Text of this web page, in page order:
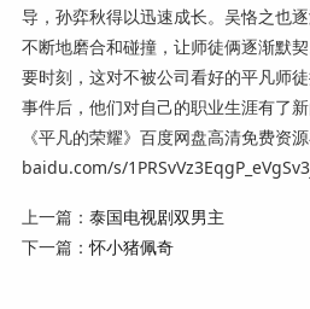
导，孙弈秋得以迅速成长。吴恪之也
不断地磨合和碰撞，让师徒俩逐渐默
要时刻，这对不被公司看好的平凡师
事件后，他们对自己的职业生涯有了
《平凡的荣耀》百度网盘高清免费
baidu.com/s/
上一篇： 泰国电视剧双男主
下一篇：怀小猪佩奇